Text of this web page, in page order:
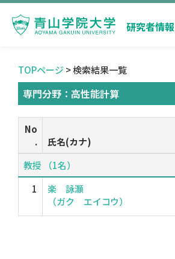
研究者情報
TOPページ > 検索結果一覧
専門分野：高性能計算
No
.
氏名(カナ)
教授 （1名）
1
楽 詠灝
（ガク エイコウ）